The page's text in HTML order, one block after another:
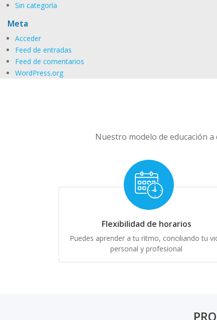
Sin categoría
Meta
Acceder
Feed de entradas
Feed de comentarios
WordPress.org
Nuestro modelo de educación
Flexibilidad de horarios
Puedes aprender a tu ritmo, conciliando tu
personal y profesional